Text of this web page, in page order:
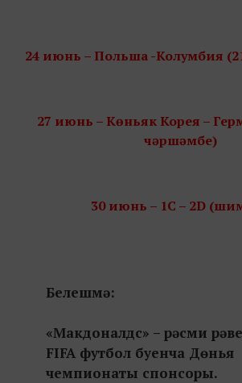
24 июнь – Польша -Колумбия
27 июнь – Көньяк Корея –
чәршәмбе)
30 июнь – 1С – 2D
Белешмә:
«Макдоналдс» – рәсми
FIFA футбол буенча Дөнья
чемпионаты спонсоры.